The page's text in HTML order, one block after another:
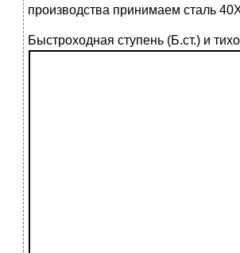
производства принимаем сталь
Быстроходная ступень (Б.ст.) и